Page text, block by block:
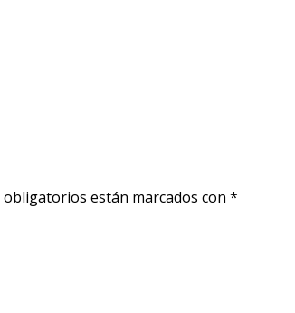
obligatorios están marcados con *